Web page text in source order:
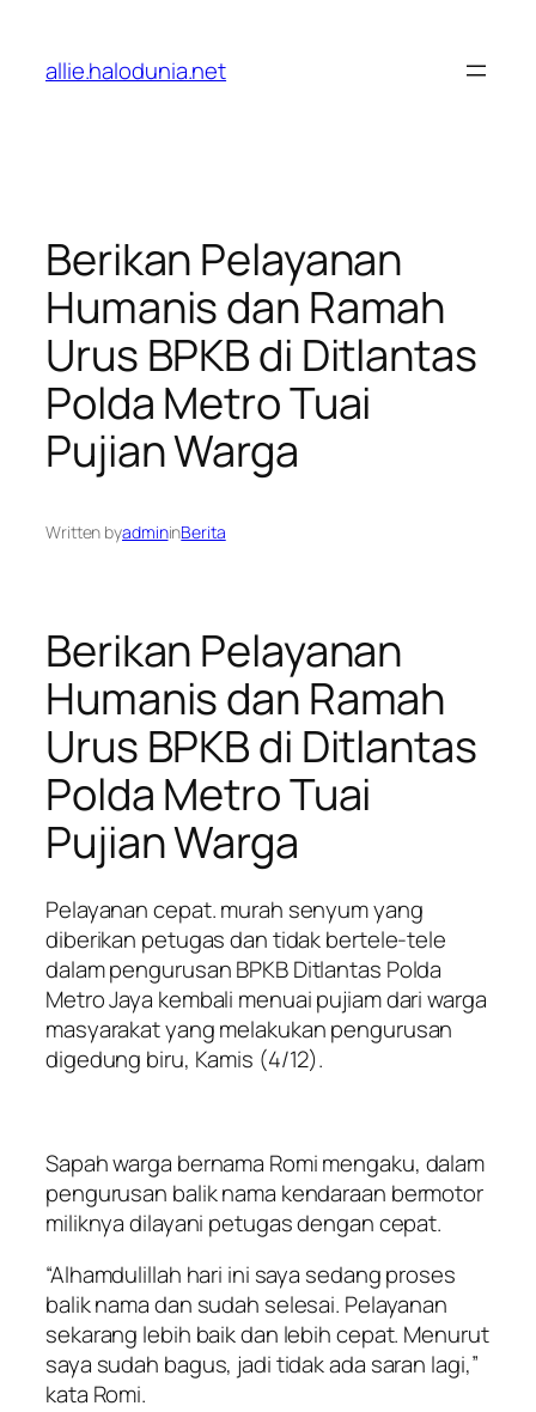
konten
allie.halodunia.net
Berikan Pelayanan
Humanis dan Ramah
Urus BPKB di Ditlantas
Polda Metro Tuai
Pujian Warga
Written byadmininBerita
Berikan Pelayanan
Humanis dan Ramah
Urus BPKB di Ditlantas
Polda Metro Tuai
Pujian Warga
Pelayanan cepat. murah senyum yang
diberikan petugas dan tidak bertele-tele
dalam pengurusan BPKB Ditlantas Polda
Metro Jaya kembali menuai pujiam dari warga
masyarakat yang melakukan pengurusan
digedung biru, Kamis (4/12).
Sapah warga bernama Romi mengaku, dalam
pengurusan balik nama kendaraan bermotor
miliknya dilayani petugas dengan cepat.
“Alhamdulillah hari ini saya sedang proses
balik nama dan sudah selesai. Pelayanan
sekarang lebih baik dan lebih cepat. Menurut
saya sudah bagus, jadi tidak ada saran lagi,”
kata Romi.